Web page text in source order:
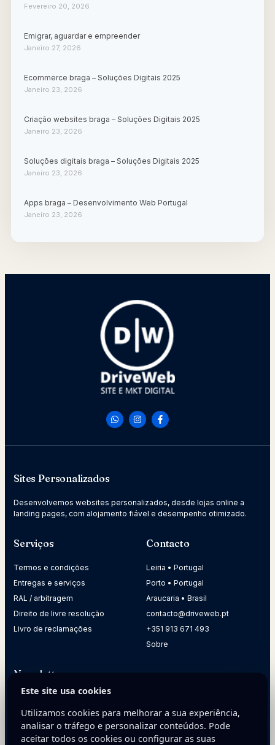
Fevereiro 20, 2026
Emigrar, aguardar e empreender
Janeiro 27, 2026
Ecommerce braga – Soluções Digitais 2025
Janeiro 23, 2026
Criação websites braga – Soluções Digitais 2025
Janeiro 23, 2026
Soluções digitais braga – Soluções Digitais 2025
Janeiro 23, 2026
Apps braga – Desenvolvimento Web Portugal
Janeiro 23, 2026
Sites Personalizados
Desenvolvemos websites personalizados, desde lojas online a
landing pages, com alojamento fiável e desempenho otimizado.
Serviços
Termos e condições
Entregas e serviços
RAL / arbitragem
Direito de livre resolução
Livro de reclamações
Contacto
Leiria • Portugal
Porto • Portugal
Araucaria • Brasil
contacto@driveweb.pt
+351 913 671 493
Sobre
Newsletter
sua empresa.
E-mail
Este site usa cookies
Utilizamos cookies para melhorar a sua experiência,
analisar o tráfego e personalizar conteúdos. Pode
aceitar todos os cookies ou configurar as suas